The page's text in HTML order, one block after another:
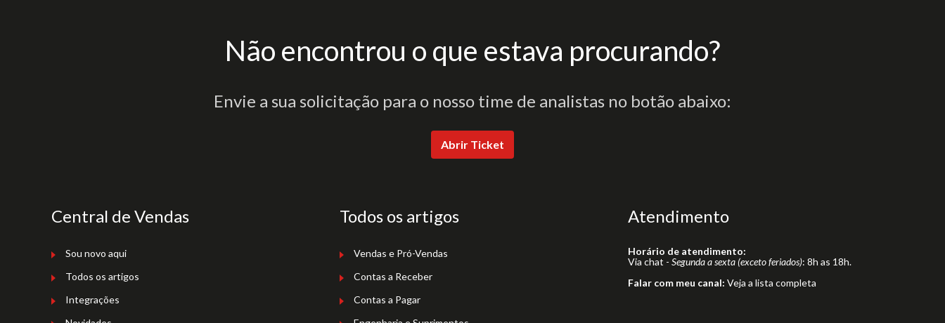
Não encontrou o que estava procurando?
Envie a sua solicitação para o nosso time de analistas no botão abaixo:
Abrir Ticket
Central de Vendas
Sou novo aqui
Todos os artigos
Integrações
Todos os artigos
Vendas e Pró-Vendas
Contas a Receber
Contas a Pagar
Atendimento
Horário de atendimento:
Via chat - Segunda a sexta (exceto feriados): 8h as 18h.
Falar com meu canal: Veja a lista completa